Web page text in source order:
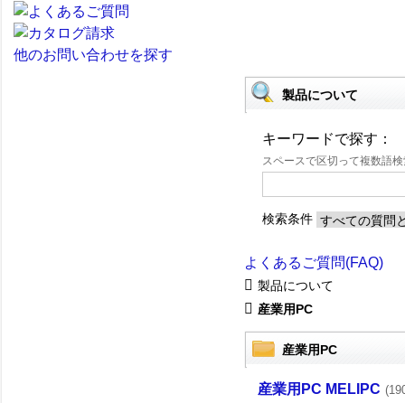
他のお問い合わせを探す
製品について
キーワードで探す：
スペースで区切って複数語
検索条件
よくあるご質問(FAQ)
製品について
産業用PC
産業用PC
産業用PC MELIPC